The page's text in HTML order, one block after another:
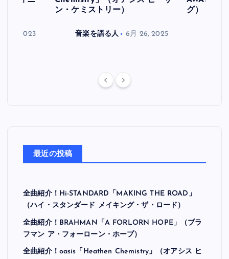
30, 2023
ン・ケミストリー）
音楽を語る人 6月 26, 2025
グ）
最近の投稿
全曲紹介！Hi-STANDARD「MAKING THE ROAD」
（ハイ・スタンダード メイキング・ザ・ロード）
全曲紹介！BRAHMAN「A FORLORN HOPE」（ブラ
フマン ア・フォーローン・ホープ）
全曲紹介！oasis「Heathen Chemistry」（オアシス ヒ